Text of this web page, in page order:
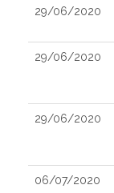
29/06/2020
29/06/2020
29/06/2020
06/07/2020